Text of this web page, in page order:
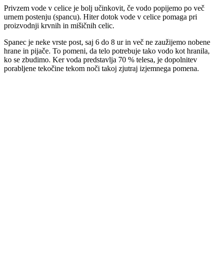
Privzem vode v celice je bolj učinkovit, če vodo popijemo po več
urnem postenju (spancu). Hiter dotok vode v celice pomaga pri
proizvodnji krvnih in mišičnih celic.
Spanec je neke vrste post, saj 6 do 8 ur in več ne zaužijemo nobene
hrane in pijače. To pomeni, da telo potrebuje tako vodo kot hranila,
ko se zbudimo. Ker voda predstavlja 70 % telesa, je dopolnitev
porabljene tekočine tekom noči takoj zjutraj izjemnega pomena.